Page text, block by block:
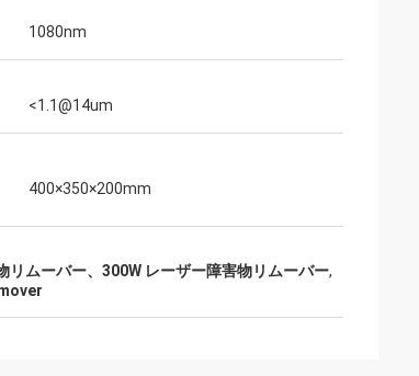
1080nm
<1.1@14um
400×350×200mm
ムーバー、300W レーザー障害物リムーバー,